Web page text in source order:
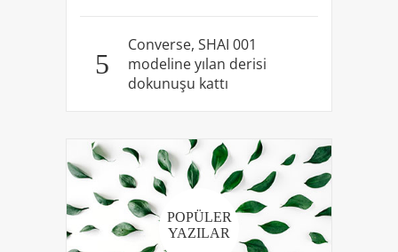
5
Converse, SHAI 001
modeline yılan derisi
dokunuşu kattı
POPÜLER
YAZILAR